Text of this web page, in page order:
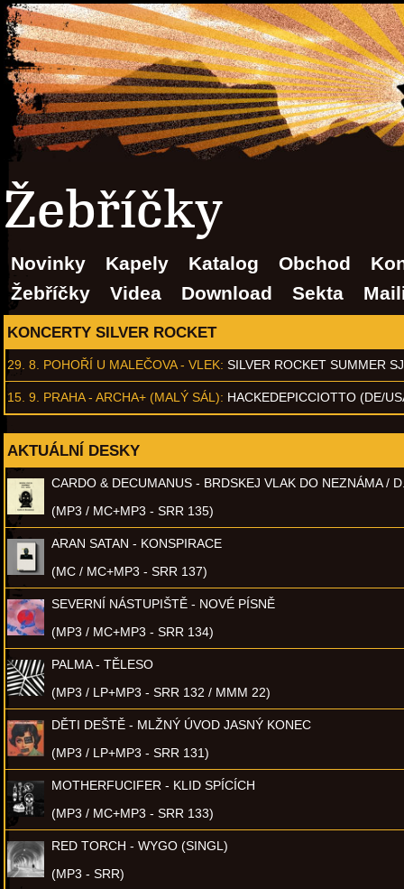
Žebříčky
Novinky Kapely Katalog Obchod
Žebříčky
Videa Download Sekta
KONCERTY SILVER ROCKET
29. 8. POHOŘÍ U MALEČOVA - VLEK: SILVER ROCKET SUMMER
15. 9. PRAHA - ARCHA+ (MALÝ SÁL): HACKEDEPICCIOTTO (DE/
AKTUÁLNÍ DESKY
CARDO & DECUMANUS - BRDSKEJ VLAK DO NEZNÁMA /
(MP3 / MC+MP3 - SRR 135)
ARAN SATAN - KONSPIRACE
(MC / MC+MP3 - SRR 137)
SEVERNÍ NÁSTUPIŠTĚ - NOVÉ PÍSNĚ
(MP3 / MC+MP3 - SRR 134)
PALMA - TĚLESO
(MP3 / LP+MP3 - SRR 132 / MMM 22)
DĚTI DEŠTĚ - MLŽNÝ ÚVOD JASNÝ KONEC
(MP3 / LP+MP3 - SRR 131)
MOTHERFUCIFER - KLID SPÍCÍCH
(MP3 / MC+MP3 - SRR 133)
RED TORCH - WYGO (SINGL)
(MP3 - SRR)